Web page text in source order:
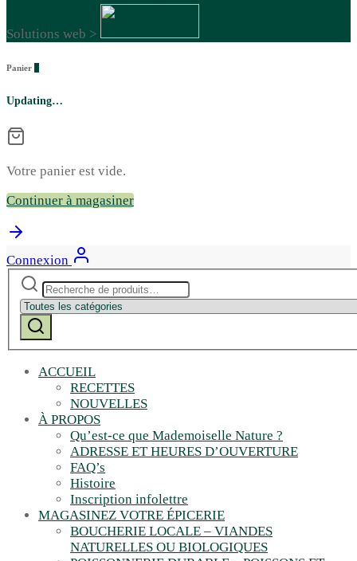
Solutions web >
Panier
Updating…
Votre panier est vide.
Continuer à magasiner
Connexion
Recherche
pour :
by
category:
Recherche
ACCUEIL
RECETTES
NOUVELLES
À PROPOS
Qu’est-ce que Mademoiselle Nature ?
ADRESSE ET HEURES D’OUVERTURE
FAQ’s
Histoire
Inscription infolettre
MAGASINEZ VOTRE ÉPICERIE
BOUCHERIE LOCALE – VIANDES
NATURELLES OU BIOLOGIQUES